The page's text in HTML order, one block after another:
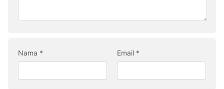
Nama * Email *